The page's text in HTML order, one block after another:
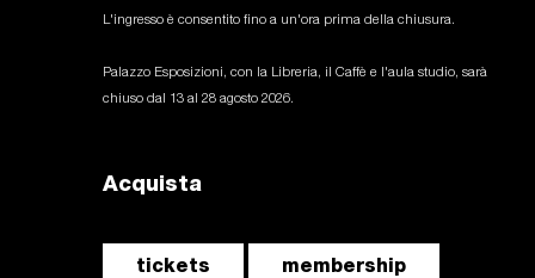
L'ingresso è consentito fino a un'ora prima della chiusura.
Palazzo Esposizioni, con la Libreria, il Caffè e l'aula studio, sarà
chiuso dal 13 al 28 agosto 2026.
Acquista
tickets membership